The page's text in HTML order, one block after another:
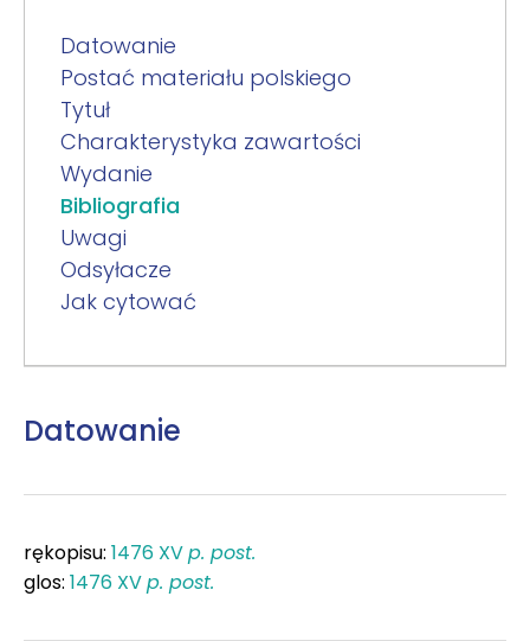
Datowanie
Postać materiału polskiego
Tytuł
Charakterystyka zawartości
Wydanie
Bibliografia
Uwagi
Odsyłacze
Jak cytować
Datowanie
rękopisu: 1476 XVp. post.
glos: 1476 XVp. post.